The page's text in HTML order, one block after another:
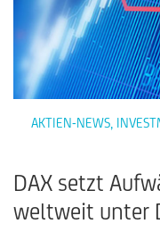
AKTIEN-NEWS,
DAX setzt
weltweit unter